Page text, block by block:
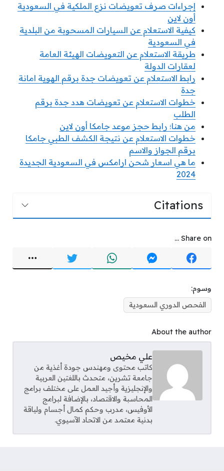
إجراءات صرف تعويضات نزع الملكية في السعودية
أون لاين
كيفية الاستعلام عن السيارات المسحوبة من البلدية
في السعودية
طريقة الاستعلام عن التعويضات الهيئة العامة
لعقارات الدولة
رابط الاستعلام عن تعويضات جدة برقم الهوية امانة
جدة
خطوات الاستعلام عن تعويضات هدد جدة برقم
الطلب
من هنا؛ رابط حجز موعد جامكا أون لاين
خطوات الاستعلام عن نتيجة الكشف الطبي جامكا
برقم الجواز والاسم
ما هي اسعار شحن ارامكس في السعودية الجديدة
2024
Citations
Share on ...
وسوم:
الفحص الدوري السعودية
About the author
علي مخيص
كاتب محتوى ومهندس جودة أغذية من
جامعة تشرين، متحدث باللغتين العربية
والإنجليزية وأجيد العمل على مختلف برامج
المحاسبة والاقتصاد، بالإضافة لبرامج
الأوفيس، مدرب وحكم كمال أجسام ولياقة
بدنية معتمد من الاتحاد الآسيوي.